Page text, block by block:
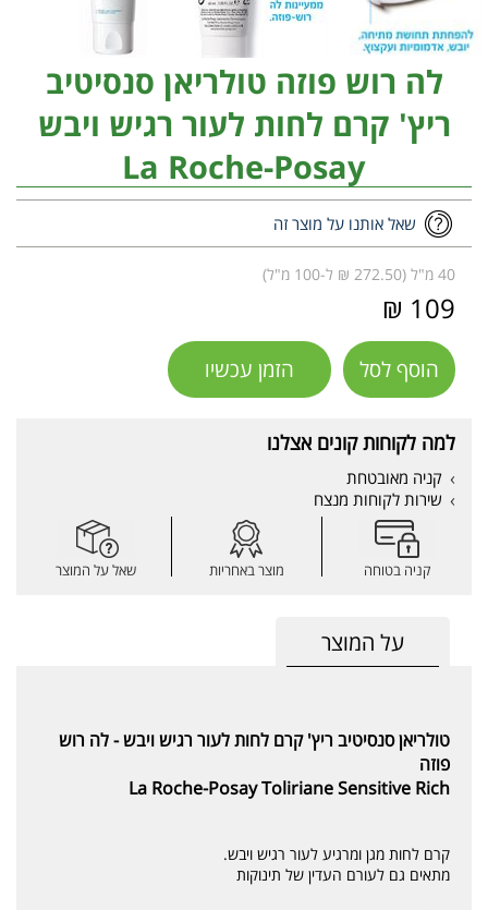
לה רוש פוזה טולריאן סנסיטיב
ריץ' קרם לחות לעור רגיש ויבש
La Roche-Posay
שאל אותנו על מוצר זה
40 מ"ל (272.50 ₪ ל-100 מ"ל)
109 ₪
הוסף לסל הזמן עכשיו
למה לקוחות קונים אצלנו
קניה מאובטחת
שירות לקוחות מנצח
קניה בטוחה מוצר באחריות שאל על המוצר
על המוצר
טולריאן סנסיטיב ריץ' קרם לחות לעור רגיש ויבש - לה רוש
פוזה
La Roche-Posay Toliriane Sensitive Rich
קרם לחות מגן ומרגיע לעור רגיש ויבש.
מתאים גם לעורם העדין של תינוקות